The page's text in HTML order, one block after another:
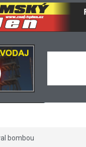
bombou